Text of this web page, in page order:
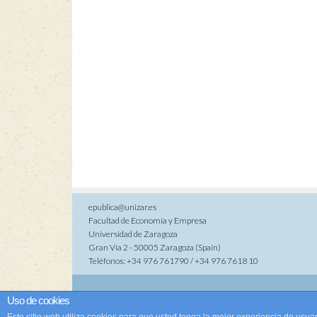
epublica@unizar.es
Facultad de Economía y Empresa
Universidad de Zaragoza
Gran Vía 2 - 50005 Zaragoza (Spain)
Teléfonos: +34 976 761790 / +34 976 7618 10
Uso de cookies